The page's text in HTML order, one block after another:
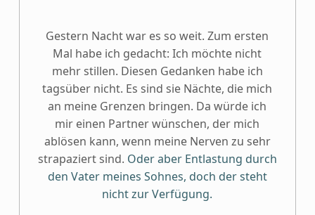
Gestern Nacht war es so weit. Zum ersten
Mal habe ich gedacht: Ich möchte nicht
mehr stillen. Diesen Gedanken habe ich
tagsüber nicht. Es sind sie Nächte, die mich
an meine Grenzen bringen. Da würde ich
mir einen Partner wünschen, der mich
ablösen kann, wenn meine Nerven zu sehr
strapaziert sind. Oder aber Entlastung durch
den Vater meines Sohnes, doch der steht
nicht zur Verfügung.